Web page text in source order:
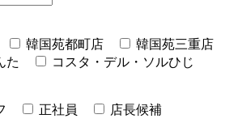
韓国苑都町店 韓国苑三重店
た コスタ・デル・ソルひじ
正社員 店長候補